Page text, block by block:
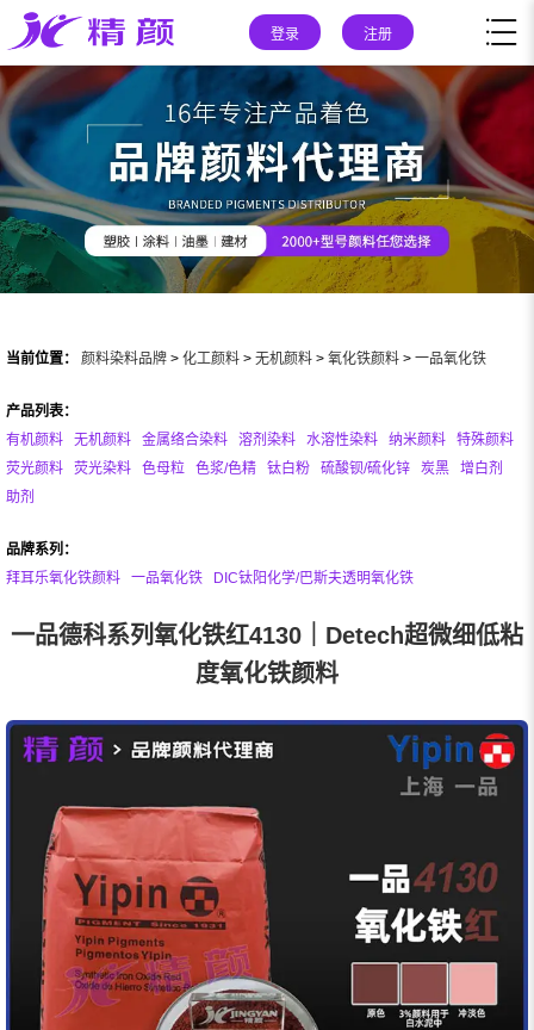
登录 注册
当前位置： 颜料染料品牌 > 化工颜料 > 无机颜料 > 氧化铁颜料 > 一品氧化铁
产品列表：
有机颜料
无机颜料 金属络合染料 溶剂染料 水溶性染料 纳米颜料
特殊颜料
荧光颜料
荧光染料 色母粒 色浆/色精 钛白粉 硫酸钡/硫化锌 炭黑
增白剂
助剂
品牌系列：
拜耳乐氧化铁颜料
一品氧化铁 DIC钛阳化学/巴斯夫透明氧化铁
一品德科系列氧化铁红4130｜Detech超微细低粘
度氧化铁颜料